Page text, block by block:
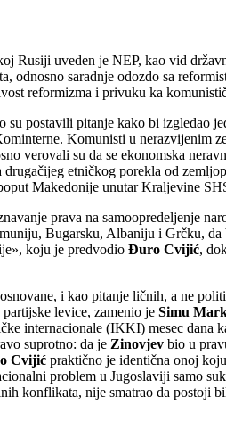
Rusiji uveden je NEP, kao vid
saradnje odozdo sa
reformizma i privuku ka
postavili pitanje kako bi izgledao
Komunisti u nerazvijenim
verovali su da se ekonomska
etničkog porekla od
Makedonije unutar Kraljevine
prava na samoopredeljenje
Bugarsku, Albaniju i Grčku,
koju je predvodio Đuro Cvijić,
i kao pitanje ličnih, a ne
levice, zamenio je Simu
internacionale (IKKI) mesec dana
suprotno: da je Zinovjev bio u
Cvijić praktično je identična onoj
problem u Jugoslaviji samo
konflikata, nije smatrao da postoji